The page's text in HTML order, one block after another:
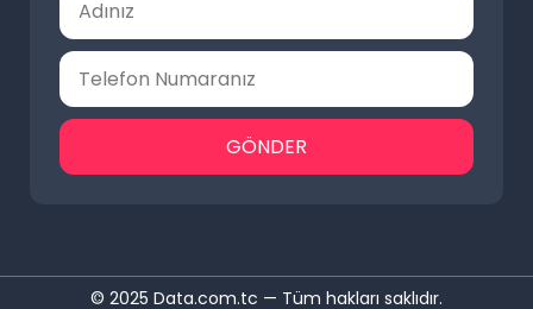
GÖNDER
© 2025 Data.com.tc — Tüm hakları saklıdır.